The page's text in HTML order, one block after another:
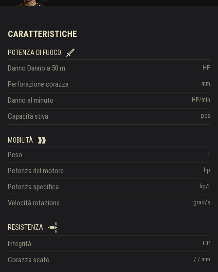
CARATTERISTICHE
POTENZA DI FUOCO
HP
Danno Danno a 50 m
mm
Perforazione corazza
HP/min
Danno al minuto
pcs
Capacità stiva
MOBILITÀ
t
Peso
hp
Potenza del motore
hp/t
Potenza specifica
grad/s
Velocità rotazione
RESISTENZA
HP
Integrità
/ / mm
Corazza scafo